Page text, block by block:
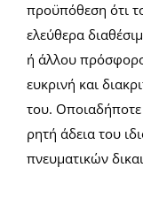
προϋπόθεση ότι
ελεύθερα
ή άλλου
ευκρινή και
του.
ρητή άδεια του
πνευματικών